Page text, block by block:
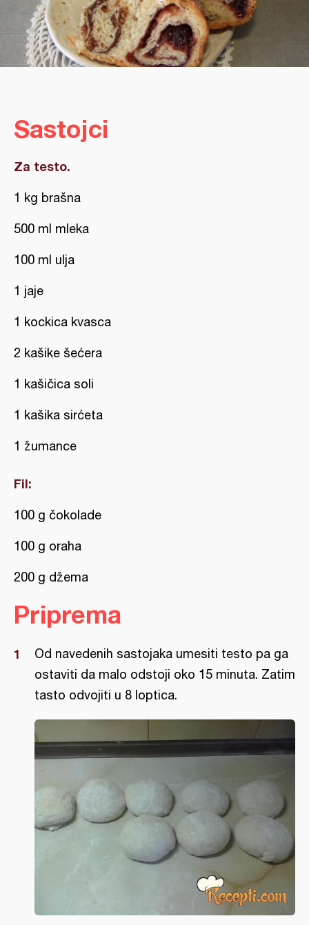
Sastojci
Za testo.
1 kg brašna
500 ml mleka
100 ml ulja
1 jaje
1 kockica kvasca
2 kašike šećera
1 kašičica soli
1 kašika sirćeta
1 žumance
Fil:
100 g čokolade
100 g oraha
200 g džema
Priprema
Od navedenih sastojaka umesiti testo pa ga
ostaviti da malo odstoji oko 15 minuta. Zatim
tasto odvojiti u 8 loptica.